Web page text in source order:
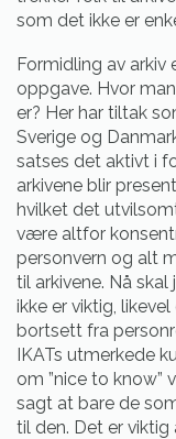
som det ikke er
Formidling av arkiv
oppgave. Hvor
er? Her har tiltak
Sverige og
satses det aktivt i
arkivene blir
hvilket det
være altfor
personvern og alt
til arkivene. Nå
ikke er viktig,
bortsett fra
IKATs utmerkede
om ”nice to know”
sagt at bare de
til den. Det er